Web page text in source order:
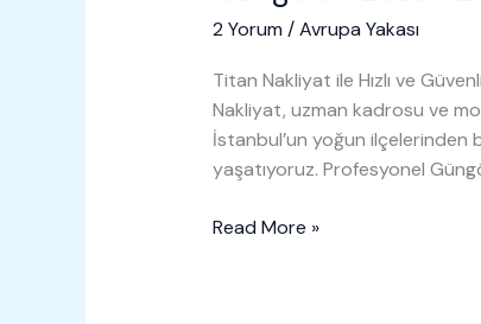
2 Yorum /Avrupa Yakası
Titan Nakliyat ile Hızlı ve
Nakliyat, uzman kadrosu ve
İstanbul’un yoğun ilçelerinden
yaşatıyoruz. Profesyonel
Güngören
Read More »